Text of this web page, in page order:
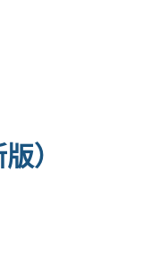
版）